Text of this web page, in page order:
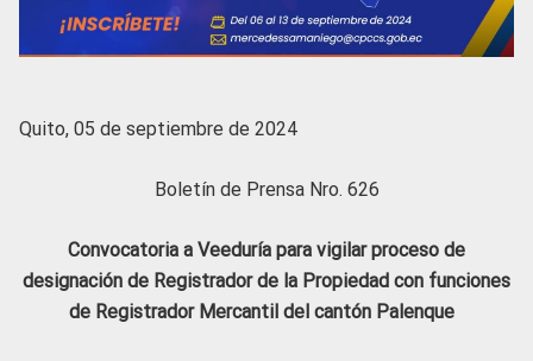
Quito, 05 de septiembre de 2024
Boletín de Prensa Nro. 626
Convocatoria a Veeduría para vigilar proceso de
designación de Registrador de la Propiedad con funciones
de Registrador Mercantil del cantón Palenque